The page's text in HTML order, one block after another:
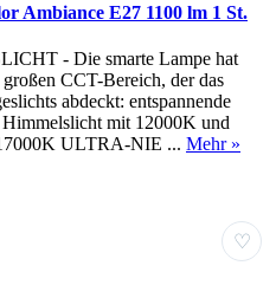
Ambiance E27 1100 lm 1 St.
- Die smarte Lampe hat
CCT-Bereich, der das
abdeckt: entspannende
mit 12000K und
ULTRA-NIE ... Mehr »
♡